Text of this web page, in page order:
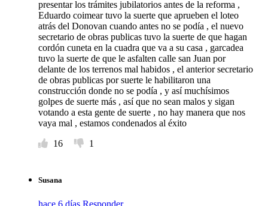
presentar los trámites jubilatorios antes de la reforma ,
Eduardo coimear tuvo la suerte que aprueben el loteo
atrás del Donovan cuando antes no se podía , el nuevo
secretario de obras publicas tuvo la suerte de que hagan
cordón cuneta en la cuadra que va a su casa , garcadea
tuvo la suerte de que le asfalten calle san Juan por
delante de los terrenos mal habidos , el anterior secretario
de obras publicas por suerte le habilitaron una
construcción donde no se podía , y así muchísimos
golpes de suerte más , así que no sean malos y sigan
votando a esta gente de suerte , no hay manera que nos
vaya mal , estamos condenados al éxito
16
1
Susana
hace 6 días Responder